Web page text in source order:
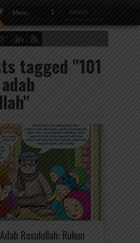
tagged "101
Rasulullah: Rukun